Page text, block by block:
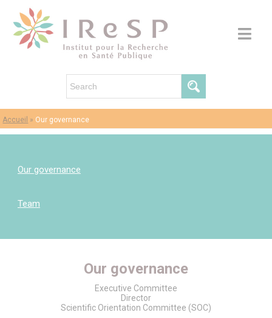
Accueil » Our governance
Our governance
Team
Our governance
Executive Committee
Director
Scientific Orientation Committee (SOC)